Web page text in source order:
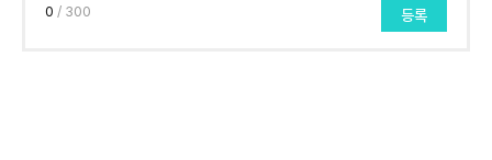
0 / 300 등록